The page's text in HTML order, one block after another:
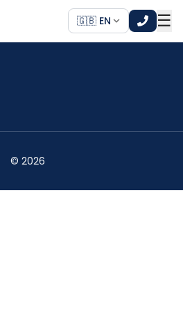
🇬🇧 EN ☰
© 2026